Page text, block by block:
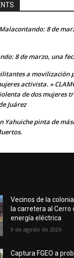
Malacontando: 8 de
8 de marzo, una
a movilización
activista. »
de dos mujeres
Juárez
Yahuiche pinta de
Vecinos de la
la carretera al
energía eléctrica
9 de agosto de 2026
Captura FGEO a